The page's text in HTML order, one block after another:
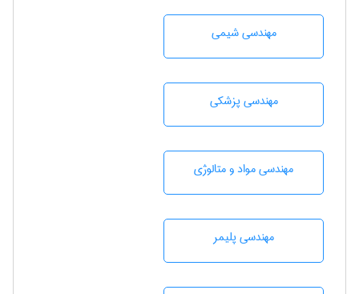
مهندسي شيمی
مهندسی پزشکی
مهندسی مواد و متالوژی
مهندسی پليمر